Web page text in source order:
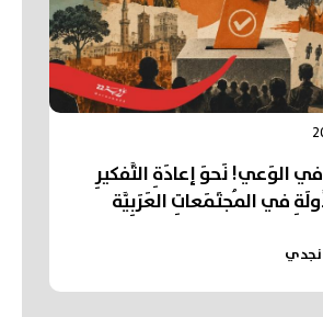
الوَعي! نَحوَ إعادَةِ التَّفكيرِ
في المُجتَمَعاتِ العَرَبِيَّة